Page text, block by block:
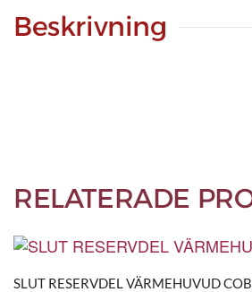
Beskrivning
RELATERADE
SLUT RESERVDEL VÄRMEHUVUD